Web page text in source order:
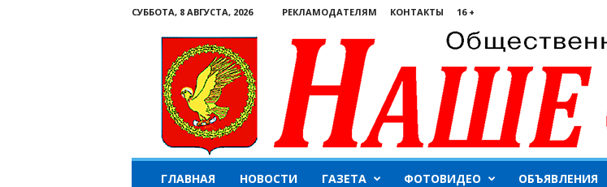
СУББОТА, 8 АВГУСТА, 2026 РЕКЛАМОДАТЕЛЯМ КОНТАКТЫ 16 +
ГЛАВНАЯ НОВОСТИ ГАЗЕТА ФОТОВИДЕО ОБЪЯВЛЕНИЯ